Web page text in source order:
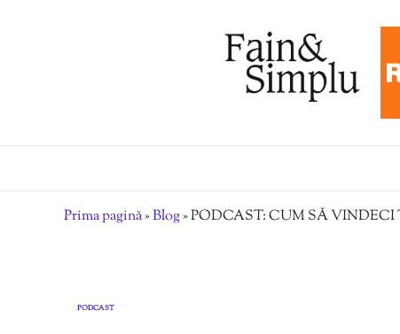
Prima pagină»Blog»PODCAST: CUM SĂ
PODCAST